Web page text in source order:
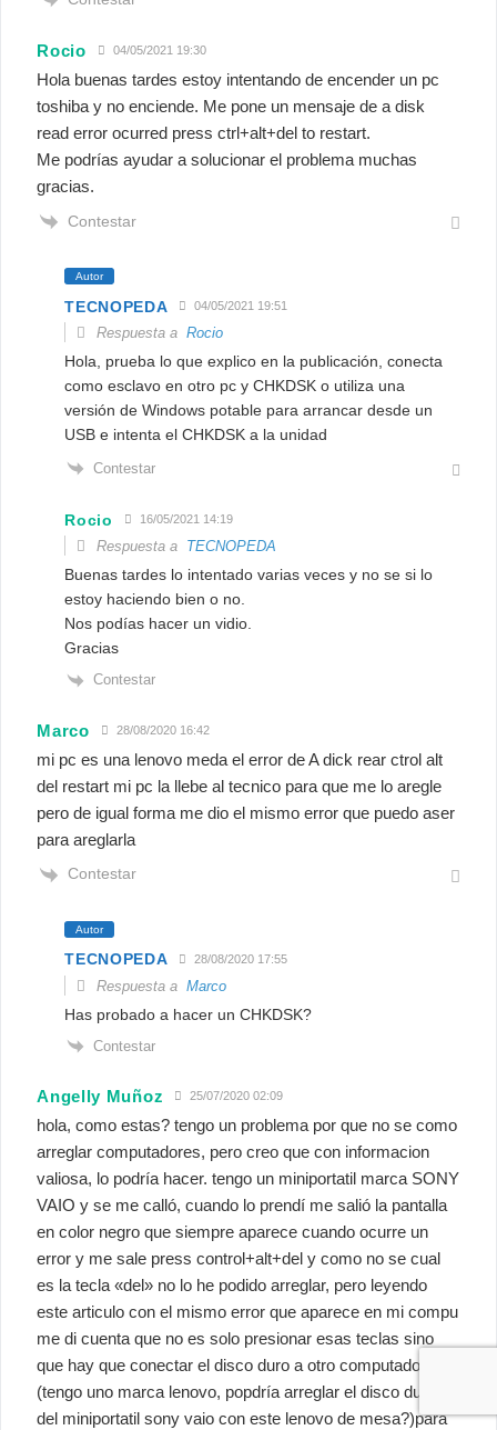
Rocio 04/05/2021 19:30
Hola buenas tardes estoy intentando de encender un pc
toshiba y no enciende. Me pone un mensaje de a disk
read error ocurred press ctrl+alt+del to restart.
Me podrías ayudar a solucionar el problema muchas
gracias.
Contestar
Autor
TECNOPEDA 04/05/2021 19:51
Respuesta aRocio
Hola, prueba lo que explico en la publicación, conecta
como esclavo en otro pc y CHKDSK o utiliza una
versión de Windows potable para arrancar desde un
USB e intenta el CHKDSK a la unidad
Contestar
Rocio 16/05/2021 14:19
Respuesta a TECNOPEDA
Buenas tardes lo intentado varias veces y no se si lo
estoy haciendo bien o no.
Nos podías hacer un vidio.
Gracias
Contestar
Marco 28/08/2020 16:42
mi pc es una lenovo meda el error de A dick rear ctrol alt
del restart mi pc la llebe al tecnico para que me lo aregle
pero de igual forma me dio el mismo error que puedo aser
para areglarla
Contestar
Autor
TECNOPEDA 28/08/2020 17:55
Respuesta aMarco
Has probado a hacer un CHKDSK?
Contestar
Angelly Muñoz 25/07/2020 02:09
hola, como estas? tengo un problema por que no se como
arreglar computadores, pero creo que con informacion
valiosa, lo podría hacer. tengo un miniportatil marca SONY
VAIO y se me calló, cuando lo prendí me salió la pantalla
en color negro que siempre aparece cuando ocurre un
error y me sale press control+alt+del y como no se cual
es la tecla «del» no lo he podido arreglar, pero leyendo
este articulo con el mismo error que aparece en mi compu
me di cuenta que no es solo presionar esas teclas sino
que hay que conectar el disco duro a otro computador
(tengo uno marca lenovo, popdría arreglar el disco duro
del miniportatil sony vaio con este lenovo de mesa?)para